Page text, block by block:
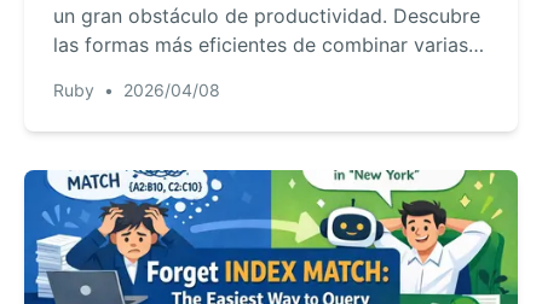
un gran obstáculo de productividad. Descubre
las formas más eficientes de combinar varias
Ruby • 2026/04/08